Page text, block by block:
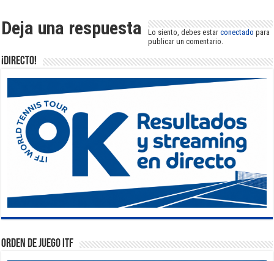
Deja una respuesta Lo siento, debes estarconectado para
publicar un comentario.
¡DIRECTO!
Orden de Juego ITF